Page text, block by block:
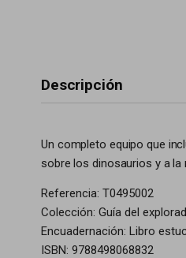
Descripción
Un completo equipo que
sobre los dinosaurios y a
Referencia: T0495002
Colección: Guía del
Encuadernación: Libro
ISBN: 9788498068832